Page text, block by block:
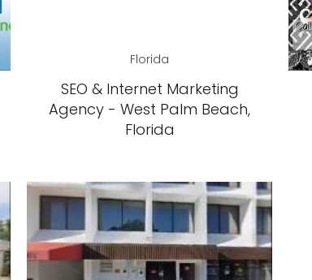
Florida
SEO & Internet Marketing
Agency - West Palm Beach,
Florida